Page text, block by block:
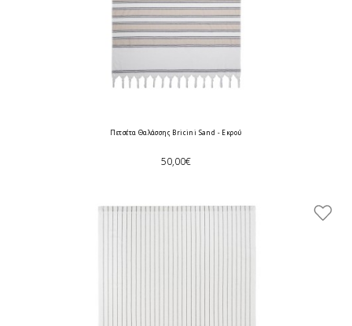
Πετσέτα Θαλάσσης Bricini Sand - Εκρού
50,00€